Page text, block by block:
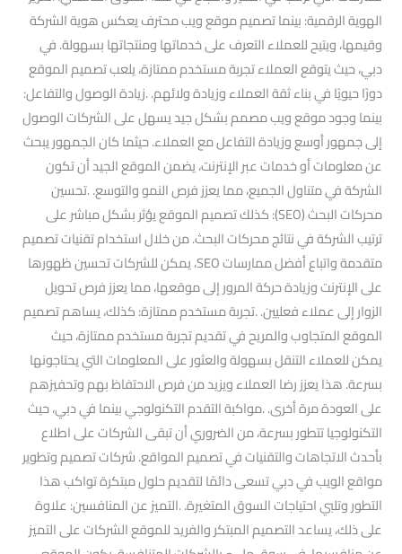
الهوية الرقمية: بينما تصميم موقع ويب محترف يعكس هوية الشركة
وقيمها، ويتيح للعملاء التعرف على خدماتها ومنتجاتها بسهولة. في
دبي، حيث يتوقع العملاء تجربة مستخدم ممتازة، يلعب تصميم الموقع
دورًا حيويًا في بناء ثقة العملاء وزيادة ولائهم. .زيادة الوصول والتفاعل:
بينما وجود موقع ويب مصمم بشكل جيد يسهل على الشركات الوصول
إلى جمهور أوسع وزيادة التفاعل مع العملاء. حيثما كان الجمهور يبحث
عن معلومات أو خدمات عبر الإنترنت، يضمن الموقع الجيد أن تكون
الشركة في متناول الجميع، مما يعزز فرص النمو والتوسع. .تحسين
محركات البحث (SEO): كذلك تصميم الموقع يؤثر بشكل مباشر على
ترتيب الشركة في نتائج محركات البحث. من خلال استخدام تقنيات تصميم
متقدمة واتباع أفضل ممارسات SEO، يمكن للشركات تحسين ظهورها
على الإنترنت وزيادة حركة المرور إلى موقعها، مما يعزز فرص تحويل
الزوار إلى عملاء فعليين. .تجربة مستخدم ممتازة: كذلك، يساهم تصميم
الموقع المتجاوب والمريح في تقديم تجربة مستخدم ممتازة، حيث
يمكن للعملاء التنقل بسهولة والعثور على المعلومات التي يحتاجونها
بسرعة. هذا يعزز رضا العملاء ويزيد من فرص الاحتفاظ بهم وتحفيزهم
على العودة مرة أخرى. .مواكبة التقدم التكنولوجي بينما في دبي، حيث
التكنولوجيا تتطور بسرعة، من الضروري أن تبقى الشركات على اطلاع
بأحدث الاتجاهات والتقنيات في تصميم المواقع. شركات تصميم وتطوير
مواقع الويب في دبي تسعى دائمًا لتقديم حلول مبتكرة تواكب هذا
التطور وتلبي احتياجات السوق المتغيرة. .التميز عن المنافسين: علاوة
على ذلك، يساعد التصميم المبتكر والفريد للموقع الشركات على التميز